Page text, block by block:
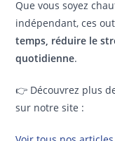
Que vous soyez
indépendant, ces
temps, réduire le
quotidienne.
👉 Découvrez plus
sur notre site :